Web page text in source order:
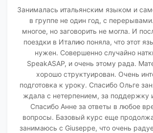
Занималась итальянским языком и
в группе не один год, с
многое, но заговорить не могла. И
поездки в Италию поняла, что этот
нужен. Совершенно случайно
SpeakASAP, и очень этому рада.
хорошо структуирован. Очень
подготовка к уроку. Спасибо Ольге
ждала с нетерпением, за поддержку
Спасибо Анне за ответы в любое
вопросы. Базовый курс еще
занимаюсь с Giuseppe, что очень